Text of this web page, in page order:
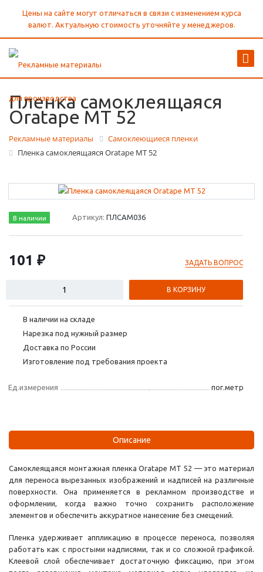
Цены на сайте могут отличаться в связи с изменением курса
валют. Актуальную стоимость уточняйте у менеджеров.
Пленка самоклеящаяся
Oratape MT 52
Рекламные материалы
Самоклеющиеся пленки
Пленка самоклеящаяся Oratape MT 52
В наличии Артикул:ПЛСАМ036
101 ₽ ЗАДАТЬ ВОПРОС
В КОРЗИНУ
В наличии на складе
Нарезка под нужный размер
Доставка по России
Изготовление под требования проекта
Ед.измерения пог.метр
Описание
Самоклеящаяся монтажная пленка Oratape MT 52 — это материал
для переноса вырезанных изображений и надписей на различные
поверхности. Она применяется в рекламном производстве и
оформлении, когда важно точно сохранить расположение
элементов и обеспечить аккуратное нанесение без смещений.
Пленка удерживает аппликацию в процессе переноса, позволяя
работать как с простыми надписями, так и со сложной графикой.
Клеевой слой обеспечивает достаточную фиксацию, при этом